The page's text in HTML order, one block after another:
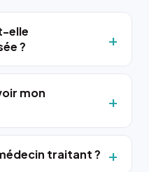
elle
?
mon
traitant ?